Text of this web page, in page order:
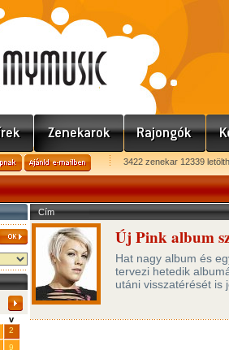
3422 zenekar 12339
v
2
9
Cím
Új Pink album
Hat nagy album és
tervezi hetedik
utáni visszatérését